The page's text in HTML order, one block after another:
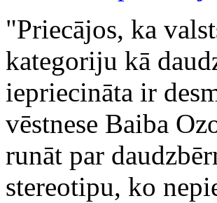
"Priecājos, ka
kategoriju kā
iepriecināta ir
vēstnese Baiba
runāt par
stereotipu, ko